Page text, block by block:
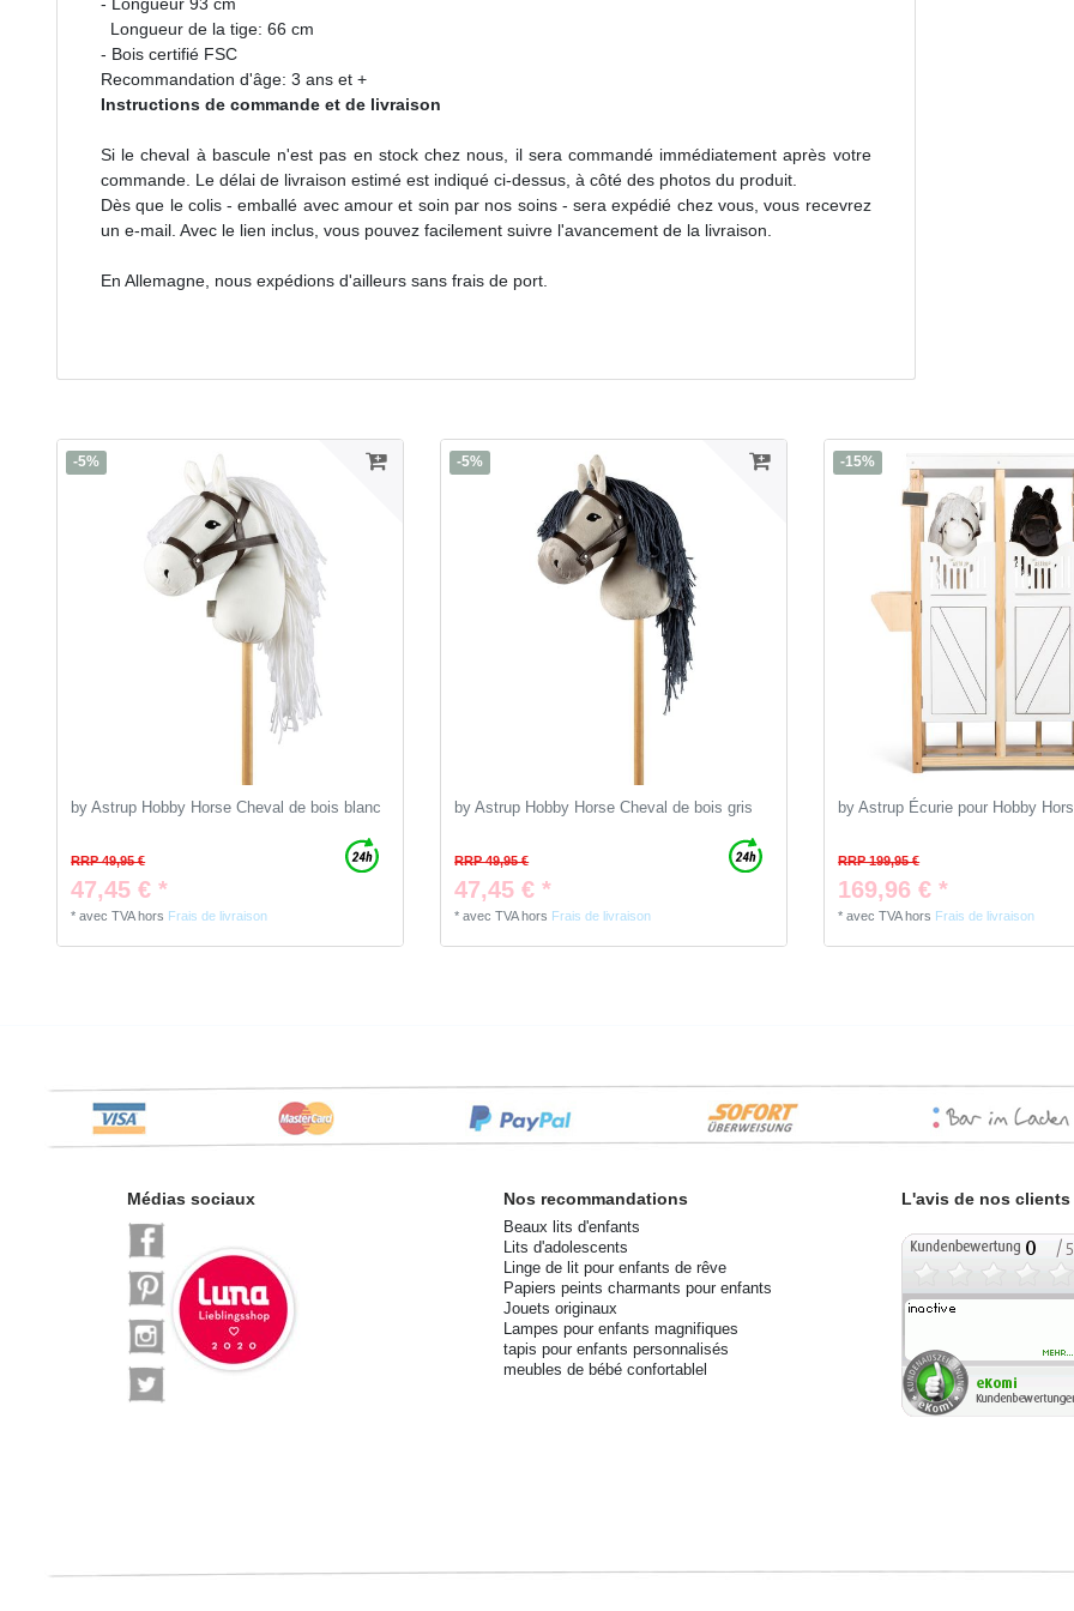
- Longueur 93 cm
Longueur de la tige: 66 cm
- Bois certifié FSC
Recommandation d'âge: 3 ans et +
Instructions de commande et de livraison
Si le cheval à bascule n'est pas en stock chez nous, il sera commandé immédiatement après votre
commande. Le délai de livraison estimé est indiqué ci-dessus, à côté des photos du produit.
Dès que le colis - emballé avec amour et soin par nos soins - sera expédié chez vous, vous recevrez
un e-mail. Avec le lien inclus, vous pouvez facilement suivre l'avancement de la livraison.
En Allemagne, nous expédions d'ailleurs sans frais de port.
-5%
by Astrup Hobby Horse Cheval de bois blanc
RRP 49,95 €
47,45 € *
*avec TVAhors Frais de livraison
-5%
by Astrup Hobby Horse Cheval de bois gris
RRP 49,95 €
47,45 € *
*avec TVAhors Frais de livraison
-15%
by Astrup Écurie pour Hobby
RRP 199,95 €
169,96 € *
*avec TVAhors Frais de livraison
Médias sociaux Nos recommandations
Beaux lits d'enfants
Lits d'adolescents
Linge de lit pour enfants de rêve
Papiers peints charmants pour enfants
Jouets originaux
Lampes pour enfants magnifiques
tapis pour enfants personnalisés
meubles de bébé confortablel
L'avis de nos clients